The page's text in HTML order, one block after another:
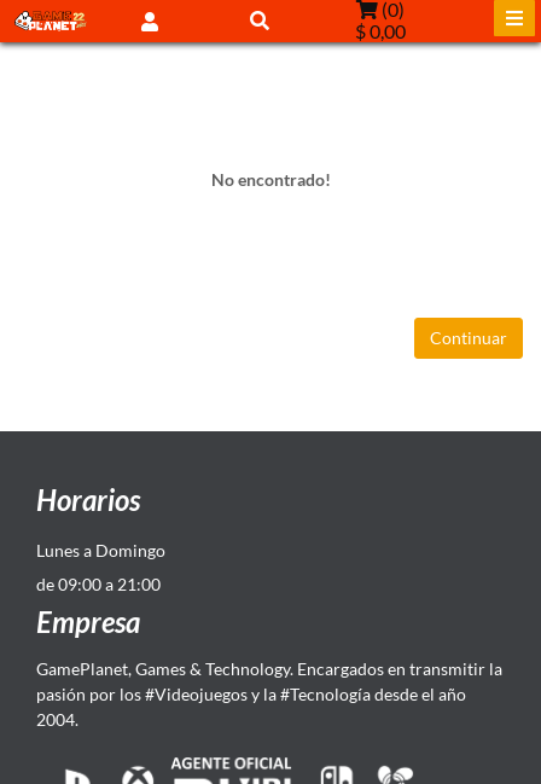
(0)
$ 0,00
No encontrado!
Continuar
Horarios
Lunes a Domingo
de 09:00 a 21:00
Empresa
GamePlanet, Games & Technology. Encargados en transmitir la
pasión por los #Videojuegos y la #Tecnología desde el año
2004.